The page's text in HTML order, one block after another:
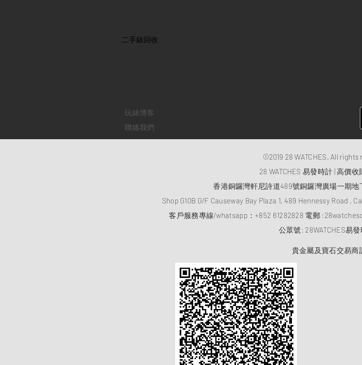
​二手錶回收
玩錶博客
聯絡我們
©2019 28 WATCHES. All rights
28 WATCHES 易發時計 | 高價
香港銅鑼灣軒尼詩道489號銅鑼灣廣場一期地
Shop G10B G/F Causeway Bay Plaza 1, 489 Hennessy Road ,
客戶服務專線/whatsapp：+852 61282828 電郵 :
公眾號: 28WATCHES易
貴金屬及寶石交易商